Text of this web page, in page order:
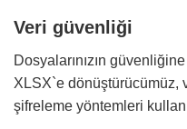
Veri güvenliği
Dosyalarınızın
XLSX`e dönüştürücümüz,
şifreleme yöntemleri